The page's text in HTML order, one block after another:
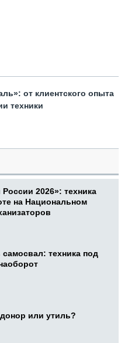
от клиентского опыта
техники
2026»: техника
на Национальном
техника под
или утиль?